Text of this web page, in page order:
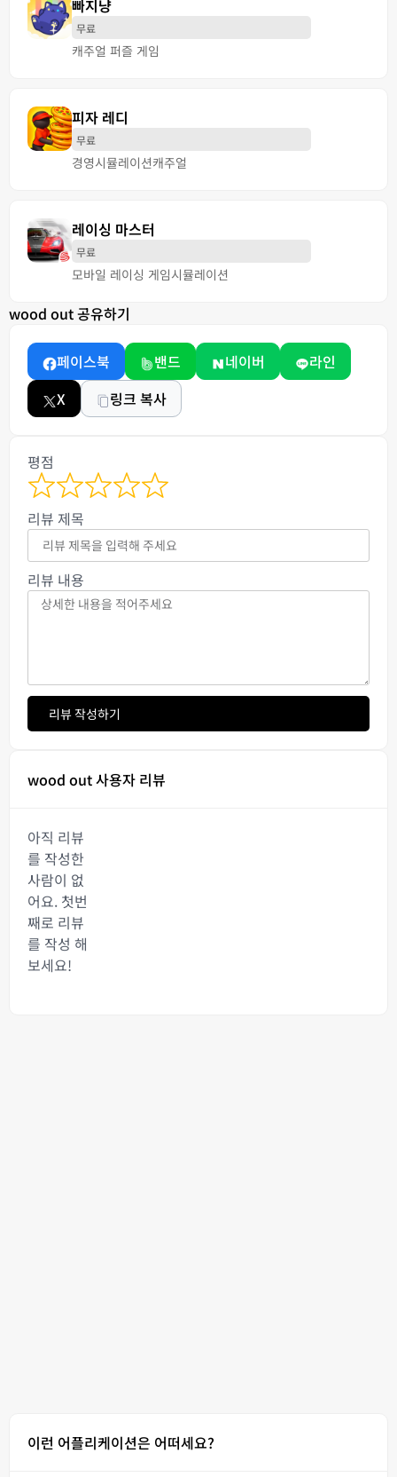
빠지냥
무료
캐주얼 퍼즐 게임
피자 레디
무료
경영시뮬레이션캐주얼
레이싱 마스터
무료
모바일 레이싱 게임시뮬레이션
wood out 공유하기
페이스북 밴드 네이버
라인
X
링크 복사
평점
리뷰 제목
리뷰 내용
리뷰 작성하기
wood out 사용자 리뷰
아직 리뷰
를 작성한
사람이 없
어요. 첫번
째로 리뷰
를 작성 해
보세요!
이런 어플리케이션은 어떠세요?